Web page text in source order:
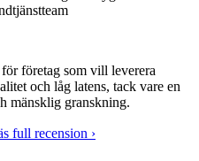
företag som vill leverera
och låg latens, tack vare en
mänsklig granskning.
full recension ›